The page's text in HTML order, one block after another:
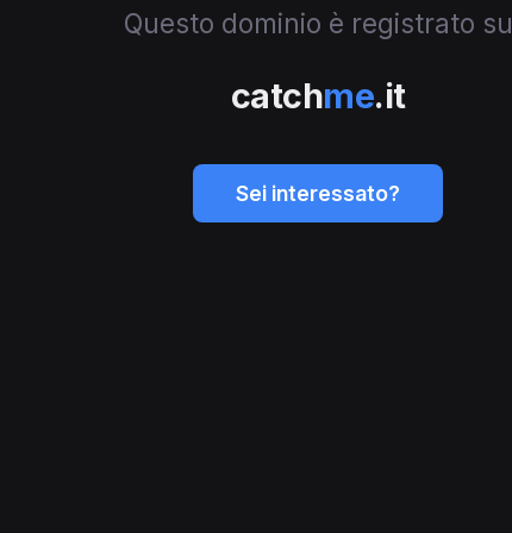
Questo dominio è registrato su
catchme.it
Sei interessato?